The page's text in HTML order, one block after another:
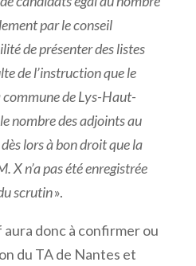
par le conseil
de présenter des listes
de l’instruction que le
de Lys-Haut-
nombre des adjoints au
dès lors à bon droit que la
X n’a pas été enregistrée
scrutin».
donc à confirmer ou
du TA de Nantes et